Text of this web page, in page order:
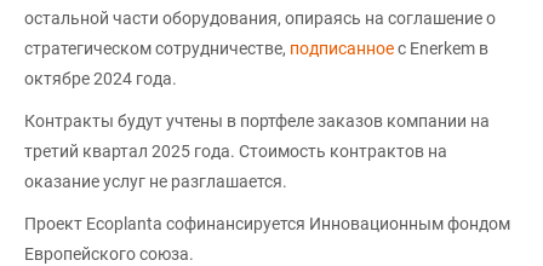
остальной части оборудования, опираясь на соглашение о
стратегическом сотрудничестве, подписанноес Enerkem в
октябре 2024 года.
Контракты будут учтены в портфеле заказов компании на
третий квартал 2025 года. Стоимость контрактов на
оказание услуг не разглашается.
Проект Ecoplanta софинансируется Инновационным фондом
Европейского союза.